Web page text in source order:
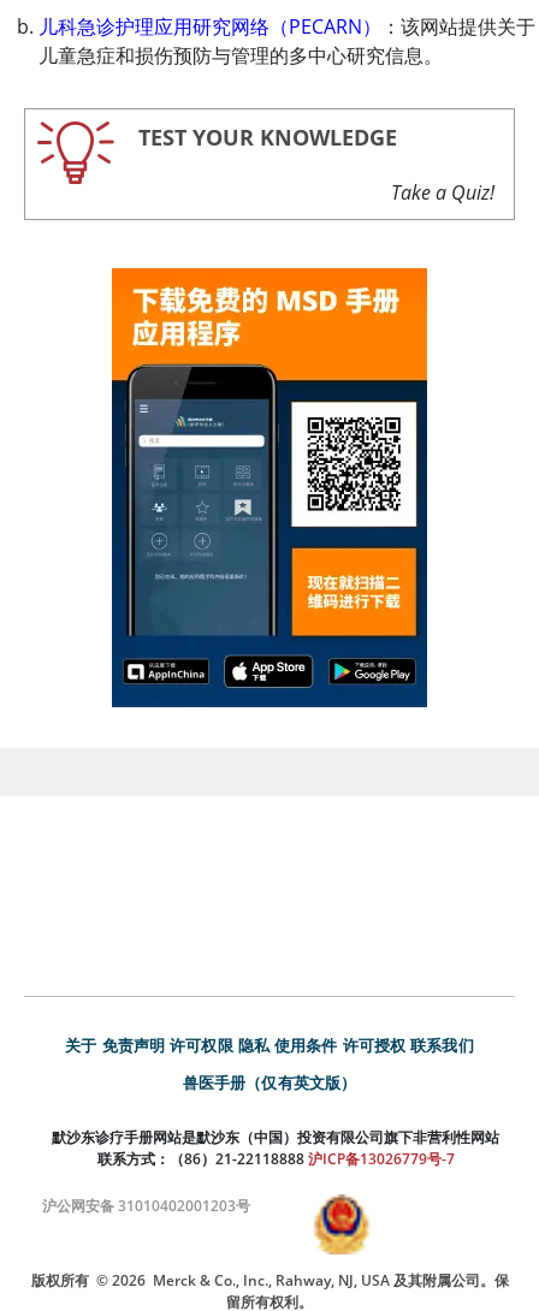
儿科急诊护理应用研究网络（PECARN）
：该网站提供关于
儿童急症和损伤预防与管理的多中心研究信息。
TEST YOUR KNOWLEDGE
Take a Quiz!
关于 免责声明 许可权限 隐私 使用条件 许可授权 联系我们
兽医手册（仅有英文版）
默沙东诊疗手册网站是默沙东（中国）投资有限公司旗下非营利性网站
联系方式：（86）21-22118888 沪ICP备13026779号-7
沪公网安备 31010402001203号
版权所有 © 2026 Merck & Co., Inc., Rahway, NJ, USA 及其附属公司。保
留所有权利。